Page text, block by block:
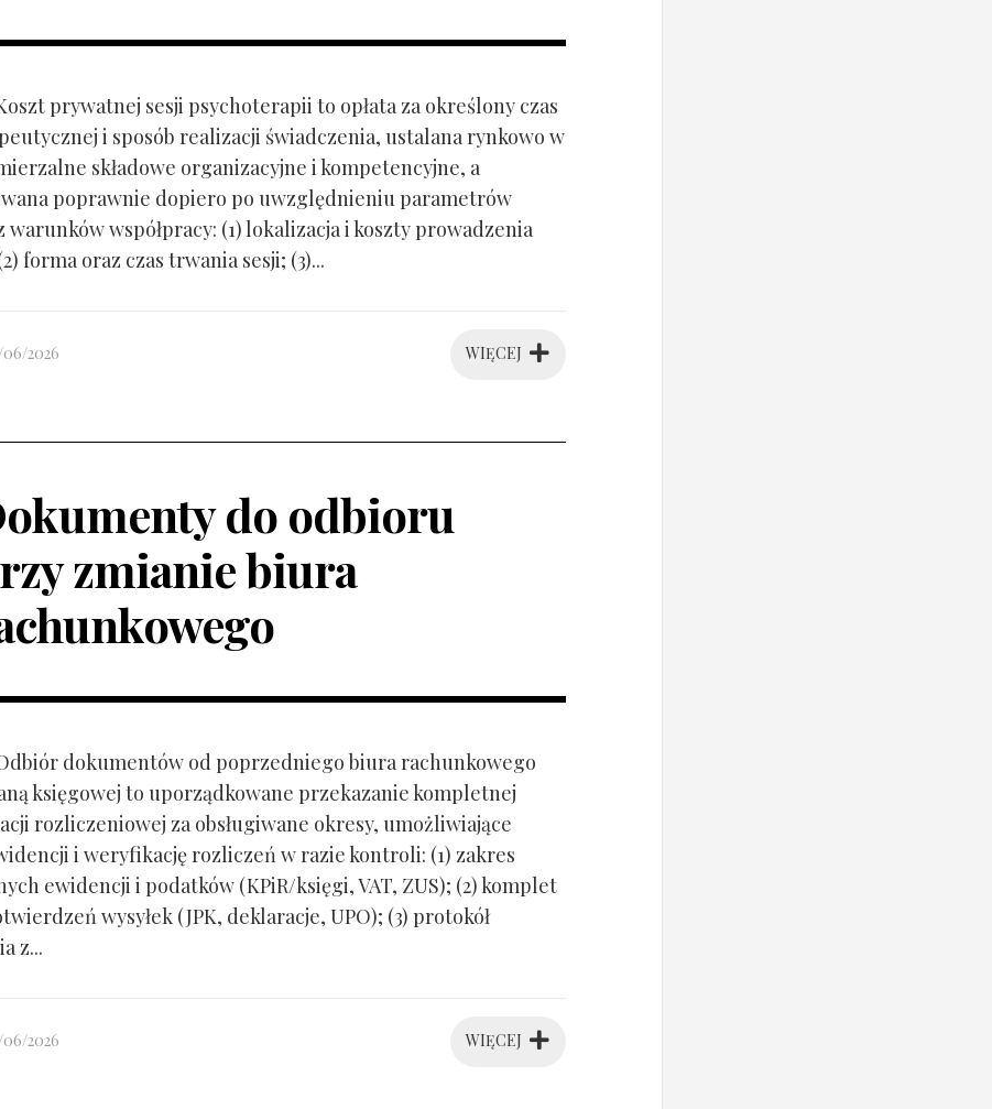
prywatnej sesji psychoterapii to opłata za określony czas
i sposób realizacji świadczenia, ustalana rynkowo w
składowe organizacyjne i kompetencyjne, a
poprawnie dopiero po uwzględnieniu parametrów
warunków współpracy: (1) lokalizacja i koszty prowadzenia
forma oraz czas trwania sesji; (3)...
WIĘCEJ
06/2026
do odbioru
zmianie biura
dokumentów od poprzedniego biura rachunkowego
księgowej to uporządkowane przekazanie kompletnej
rozliczeniowej za obsługiwane okresy, umożliwiające
i weryfikację rozliczeń w razie kontroli: (1) zakres
ewidencji i podatków (KPiR/księgi, VAT, ZUS); (2) komplet
wysyłek (JPK, deklaracje, UPO); (3) protokół
z...
WIĘCEJ
06/2026